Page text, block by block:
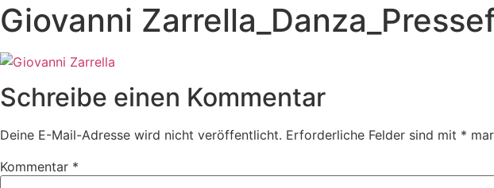
Giovanni
Schreibe einen Kommentar
Deine E-Mail-Adresse wird nicht veröffentlicht. Erforderliche Felder sind mit *
Kommentar *